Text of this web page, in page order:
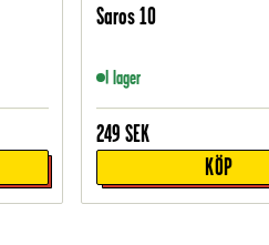
Saros 10
I lager
249 SEK
KÖP